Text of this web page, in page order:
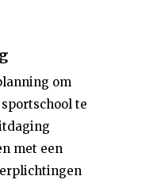
om
te
met een